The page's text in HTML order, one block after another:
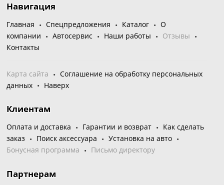
Навигация
Главная Спецпредложения Каталог
О
компании
Автосервис Наши работы
Отзывы
Контакты
Карта сайта
Соглашение на обработку персональных
данных
Наверх
Клиентам
Оплата и доставка Гарантии и возврат
Как сделать
заказ
Поиск аксессуара
Установка на авто
Бонусная программа
Письмо директору
Партнерам